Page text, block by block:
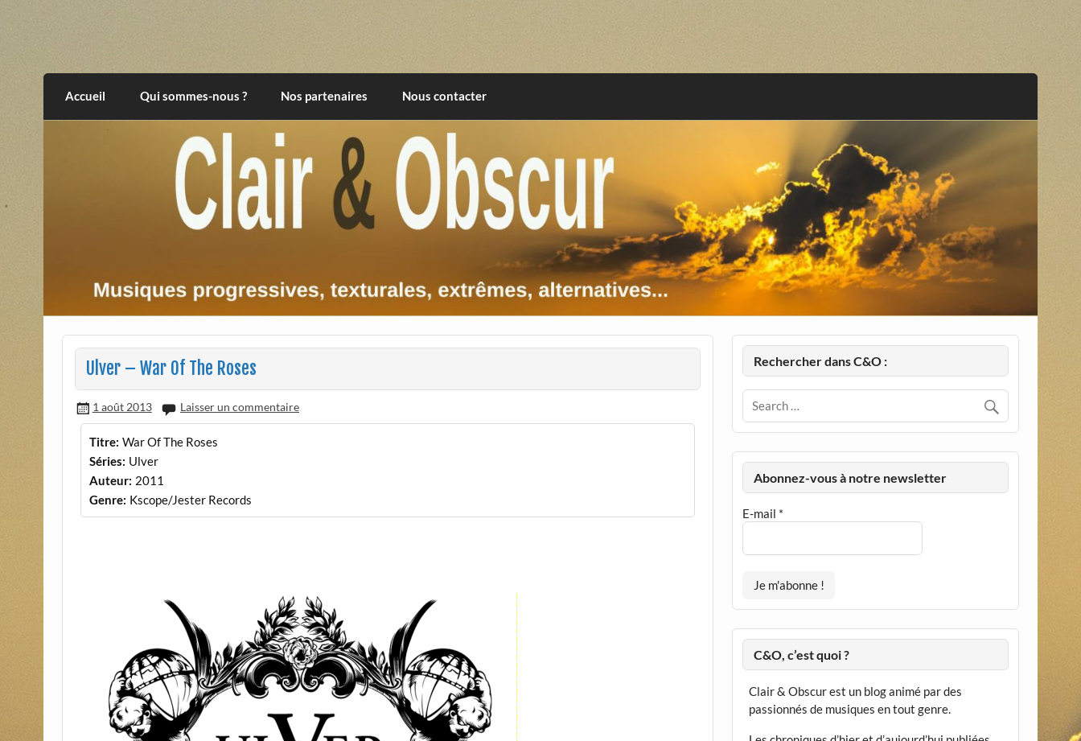
Clair et Obscur
Accueil Qui sommes-nous ? Nos partenaires Nous contacter
Ulver – War Of The Roses
1 août 2013 Laisser un commentaire
Titre: War Of The Roses
Séries: Ulver
Auteur: 2011
Genre: Kscope/Jester Records
Rechercher dans C&O :
Abonnez-vous à notre newsletter
E-mail *
C&O, c’est quoi ?
Clair & Obscur est un blog animé par des
passionnés de musiques en tout genre.